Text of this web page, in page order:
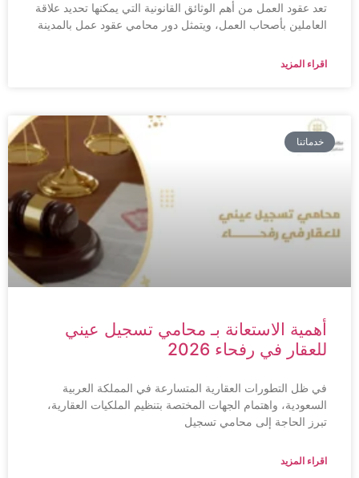
تعد عقود العمل من أهم الوثائق القانونية التي يمكنها تحديد علاقة
العاملين بأصحاب العمل، ويتمثل دور محامي عقود عمل بالمدينة
اقراء المزيد
خدماتنا
أهمية الاستعانة بـ محامي تسجيل عيني
للعقار في رفحاء 2026
في ظل التطورات العقارية المتسارعة في المملكة العربية
السعودية، واهتمام الجهات المختصة بتنظيم الملكيات العقارية،
تبرز الحاجة إلى محامي تسجيل
اقراء المزيد